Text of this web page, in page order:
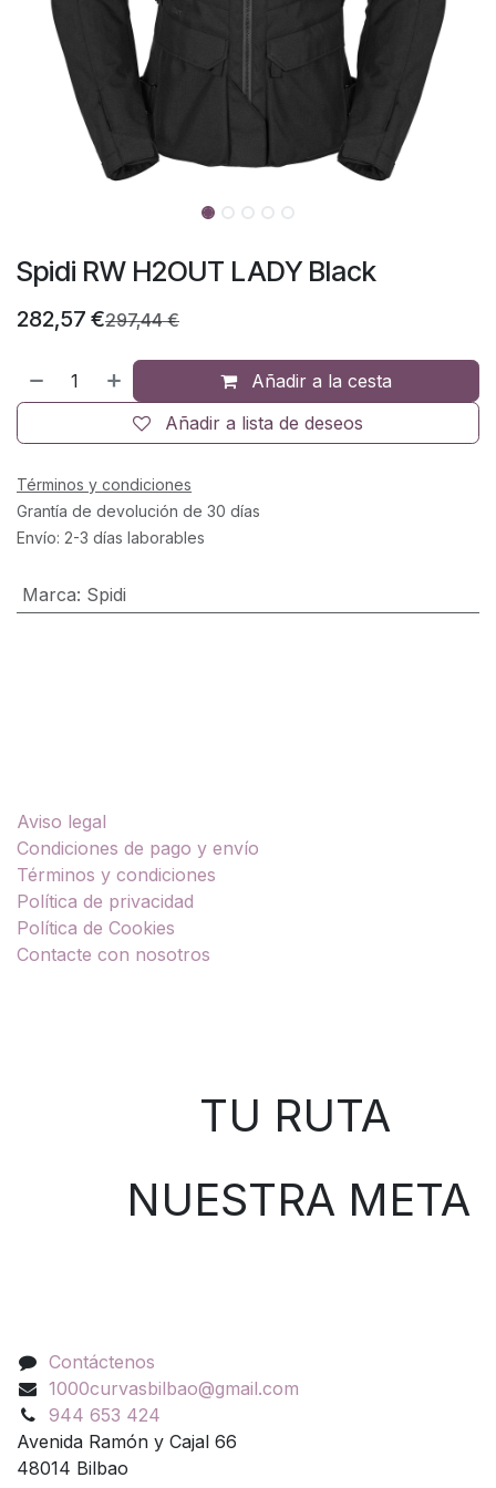
Spidi RW H2OUT LADY Black
282,57 €297,44€
Añadir a la cesta
Añadir a lista de deseos
Términos y condiciones
Grantía de devolución de 30 días
Envío: 2-3 días laborables
Marca: Spidi
Aviso legal
Condiciones de pago y envío
Términos y condiciones
Política de privacidad
Política de Cookies
Contacte con nosotros
TU RUTA
NUESTRA META
Contáctenos
1000curvasbilbao@gmail.com
944 653 424
Avenida Ramón y Cajal 66
48014 Bilbao